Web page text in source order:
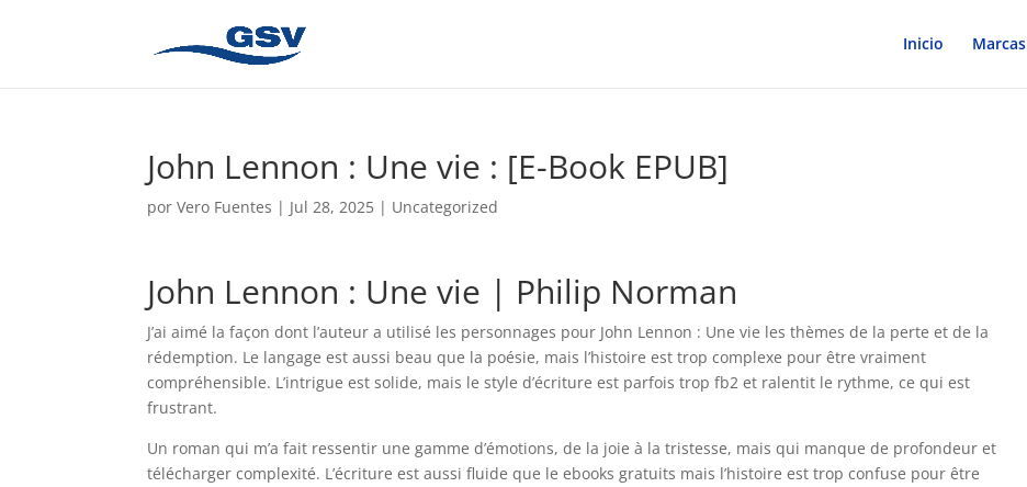
Inicio Marcas
John Lennon : Une vie : [E-Book EPUB]
porVero Fuentes | Jul 28, 2025 | Uncategorized
John Lennon : Une vie | Philip Norman
J’ai aimé la façon dont l’auteur a utilisé les personnages pour John Lennon : Une vie les thèmes de la perte et de la
rédemption. Le langage est aussi beau que la poésie, mais l’histoire est trop complexe pour être vraiment
compréhensible. L’intrigue est solide, mais le style d’écriture est parfois trop fb2 et ralentit le rythme, ce qui est
frustrant.
Un roman qui m’a fait ressentir une gamme d’émotions, de la joie à la tristesse, mais qui manque de profondeur et
télécharger complexité. L’écriture est aussi fluide que le ebooks gratuits mais l’histoire est trop confuse pour être